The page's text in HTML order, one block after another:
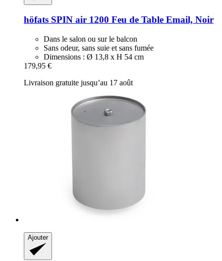
höfats SPIN air 1200 Feu de Table Email, Noir
Dans le salon ou sur le balcon
Sans odeur, sans suie et sans fumée
Dimensions : Ø 13,8 x H 54 cm
179,95 €
Livraison gratuite jusqu’au 17 août
Ajouter